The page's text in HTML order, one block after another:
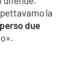
la
due